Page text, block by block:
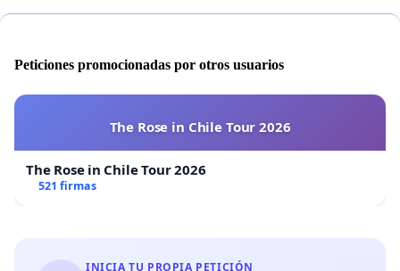
Peticiones promocionadas por otros usuarios
The Rose in Chile Tour 2026
The Rose in Chile Tour 2026
521 firmas
INICIA TU PROPIA PETICIÓN